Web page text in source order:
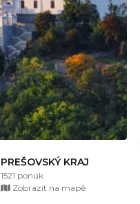
PREŠOVSKÝ KRAJ
1521 ponúk
Zobrazit na mapě